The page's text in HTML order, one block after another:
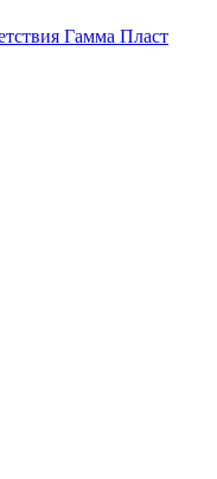
Гамма Пласт